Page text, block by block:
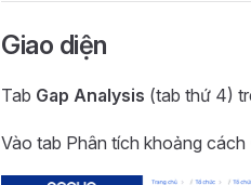
Giao diện
Tab Gap Analysis (tab thứ 4)
Vào tab Phân tích khoảng